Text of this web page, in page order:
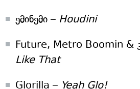
ემინემი – Houdini
Future, Metro Boomin &
Like That
Glorilla – Yeah Glo!